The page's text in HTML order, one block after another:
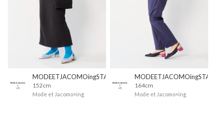
MODEETJACOMOingSTAFF
152cm
Mode et Jacomo×ing
MODEETJACOMOingSTAFF
164cm
Mode et Jacomo×ing